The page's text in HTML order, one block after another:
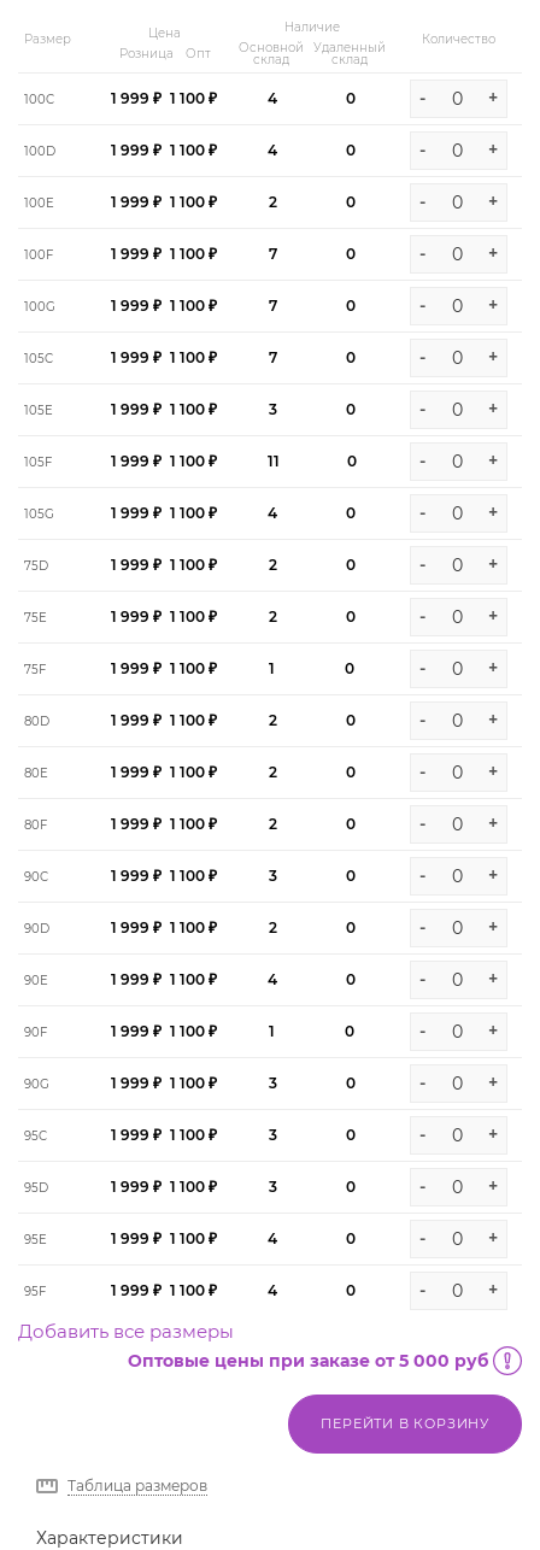
Размер
Цена
Розница
Опт
Наличие
Основной
склад
Удаленный
склад
Количество
100C 1 999 ₽ 1 100 ₽ 4 0 - +
100D 1 999 ₽ 1 100 ₽ 4 0 - +
100E 1 999 ₽ 1 100 ₽ 2 0 - +
100F 1 999 ₽ 1 100 ₽ 7 0 - +
100G 1 999 ₽ 1 100 ₽ 7 0 - +
105C 1 999 ₽ 1 100 ₽ 7 0 - +
105E 1 999 ₽ 1 100 ₽ 3 0 - +
105F 1 999 ₽ 1 100 ₽ 11 0 - +
105G 1 999 ₽ 1 100 ₽ 4 0 - +
75D 1 999 ₽ 1 100 ₽ 2 0 - +
75E 1 999 ₽ 1 100 ₽ 2 0 - +
75F 1 999 ₽ 1 100 ₽ 1 0 - +
80D 1 999 ₽ 1 100 ₽ 2 0 - +
80E 1 999 ₽ 1 100 ₽ 2 0 - +
80F 1 999 ₽ 1 100 ₽ 2 0 - +
90C 1 999 ₽ 1 100 ₽ 3 0 - +
90D 1 999 ₽ 1 100 ₽ 2 0 - +
90E 1 999 ₽ 1 100 ₽ 4 0 - +
90F 1 999 ₽ 1 100 ₽ 1 0 - +
90G 1 999 ₽ 1 100 ₽ 3 0 - +
95C 1 999 ₽ 1 100 ₽ 3 0 - +
95D 1 999 ₽ 1 100 ₽ 3 0 - +
95E 1 999 ₽ 1 100 ₽ 4 0 - +
95F 1 999 ₽ 1 100 ₽ 4 0 - +
Добавить все размеры
Оптовые цены при заказе от 5 000 руб
ПЕРЕЙТИ В КОРЗИНУ
Таблица размеров
Характеристики